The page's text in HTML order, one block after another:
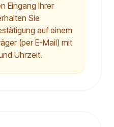
Eingang Ihrer
Sie
auf einem
(per E-Mail) mit
Uhrzeit.